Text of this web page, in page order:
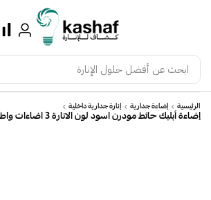
ابحث عن أفضل حلول الإنارة
الرئيسية إضاءة جدارية إنارة جدارية داخلية
إضاءة أبليك حائط مودرن اسود لون الانارة 3 اضاءات واط 25 مقاس 1000 ملم